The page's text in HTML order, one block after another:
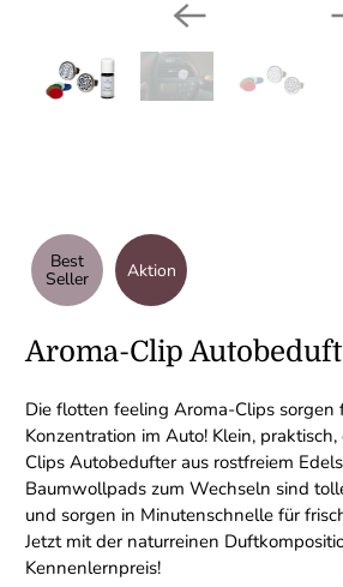
Best
Seller Aktion
Aroma-Clip
Die flotten feeling Aroma-Clips sorgen
Konzentration im Auto! Klein,
Clips Autobedufter aus rostfreiem
Baumwollpads zum Wechseln sind
und sorgen in Minutenschnelle für
Jetzt mit der naturreinen
Kennenlernpreis!